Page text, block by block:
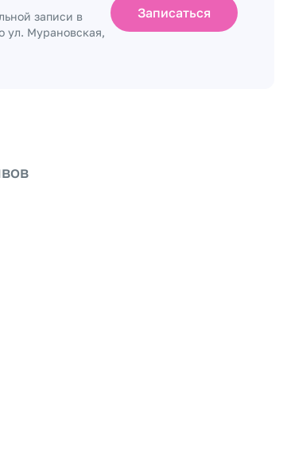
записи в
ул. Мурановская,
Записаться